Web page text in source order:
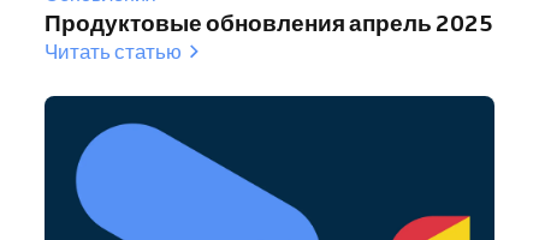
Продуктовые обновления апрель 2025
Читать статью